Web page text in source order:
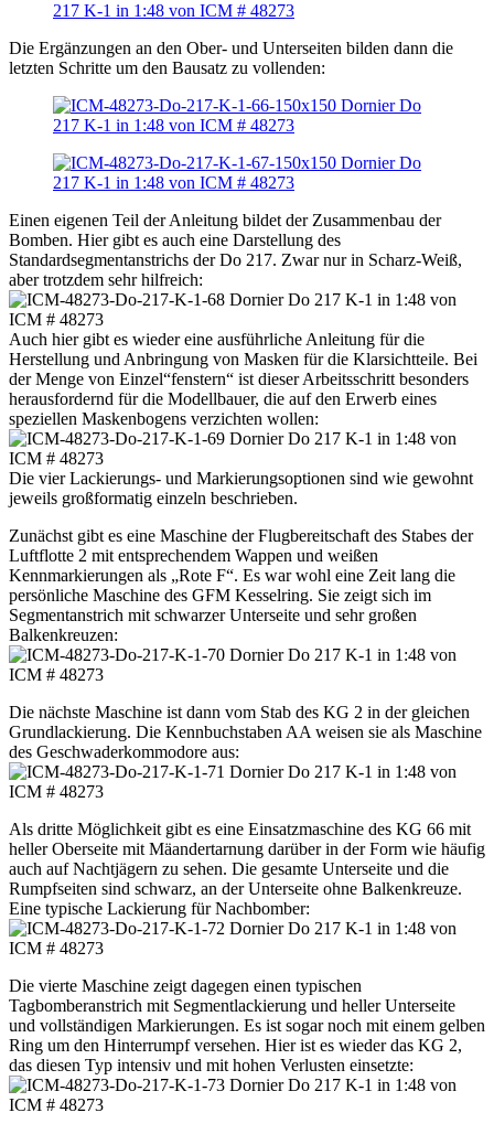
Die Ergänzungen an den Ober- und Unterseiten bilden dann die
letzten Schritte um den Bausatz zu vollenden:
Einen eigenen Teil der Anleitung bildet der Zusammenbau der
Bomben. Hier gibt es auch eine Darstellung des
Standardsegmentanstrichs der Do 217. Zwar nur in Scharz-Weiß,
aber trotzdem sehr hilfreich:
Auch hier gibt es wieder eine ausführliche Anleitung für die
Herstellung und Anbringung von Masken für die Klarsichtteile. Bei
der Menge von Einzel“fenstern“ ist dieser Arbeitsschritt besonders
herausfordernd für die Modellbauer, die auf den Erwerb eines
speziellen Maskenbogens verzichten wollen:
Die vier Lackierungs- und Markierungsoptionen sind wie gewohnt
jeweils großformatig einzeln beschrieben.
Zunächst gibt es eine Maschine der Flugbereitschaft des Stabes der
Luftflotte 2 mit entsprechendem Wappen und weißen
Kennmarkierungen als „Rote F“. Es war wohl eine Zeit lang die
persönliche Maschine des GFM Kesselring. Sie zeigt sich im
Segmentanstrich mit schwarzer Unterseite und sehr großen
Balkenkreuzen:
Die nächste Maschine ist dann vom Stab des KG 2 in der gleichen
Grundlackierung. Die Kennbuchstaben AA weisen sie als Maschine
des Geschwaderkommodore aus:
Als dritte Möglichkeit gibt es eine Einsatzmaschine des KG 66 mit
heller Oberseite mit Mäandertarnung darüber in der Form wie häufig
auch auf Nachtjägern zu sehen. Die gesamte Unterseite und die
Rumpfseiten sind schwarz, an der Unterseite ohne Balkenkreuze.
Eine typische Lackierung für Nachbomber:
Die vierte Maschine zeigt dagegen einen typischen
Tagbomberanstrich mit Segmentlackierung und heller Unterseite
und vollständigen Markierungen. Es ist sogar noch mit einem gelben
Ring um den Hinterrumpf versehen. Hier ist es wieder das KG 2,
das diesen Typ intensiv und mit hohen Verlusten einsetzte: